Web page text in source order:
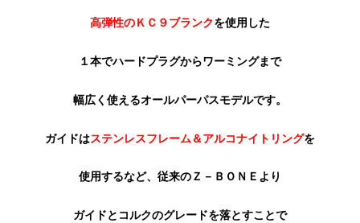
高弾性のＫＣ９ブランクを使用した
１本でハードプラグからワーミングまで
幅広く使えるオールパーパスモデルです。
ガイドはステンレスフレーム＆アルコナイトリングを
使用するなど、従来のＺ－ＢＯＮＥより
ガイドとコルクのグレードを落とすことで